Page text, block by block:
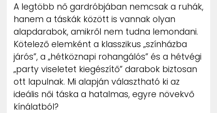
PR-ARCHÍVUM
ADATKEZELÉSI TÁJÉKOZTATÓ
A legtöbb nő gardróbjában nemcsak a ruhák,
hanem a táskák között is vannak olyan
alapdarabok, amikről nem tudna lemondani.
Kötelező elemként a klasszikus „színházba
járós”, a „hétköznapi rohangálós” és a hétvégi
„party viseletet kiegészítő” darabok biztosan
ott lapulnak. Mi alapján választható ki az
ideális női táska a hatalmas, egyre növekvő
kínálatból?